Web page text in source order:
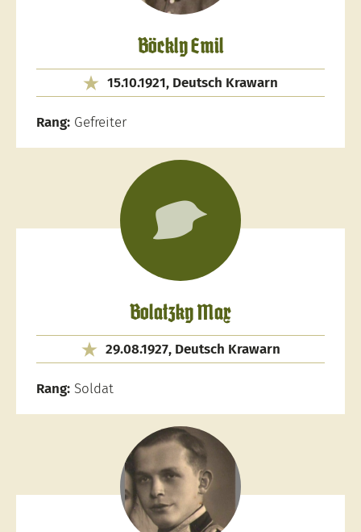
Böckly Emil
15.10.1921, Deutsch Krawarn
Rang: Gefreiter
Bolatzky Max
29.08.1927, Deutsch Krawarn
Rang: Soldat